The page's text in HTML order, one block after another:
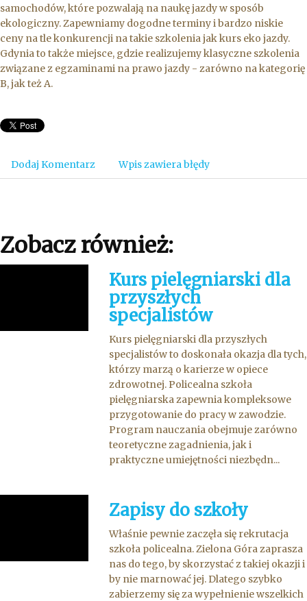
samochodów, które pozwalają na naukę jazdy w sposób
ekologiczny. Zapewniamy dogodne terminy i bardzo niskie
ceny na tle konkurencji na takie szkolenia jak kurs eko jazdy.
Gdynia to także miejsce, gdzie realizujemy klasyczne szkolenia
związane z egzaminami na prawo jazdy - zarówno na kategorię
B, jak też A.
Dodaj Komentarz Wpis zawiera błędy
Zobacz również:
Kurs pielęgniarski dla
przyszłych
specjalistów
Kurs pielęgniarski dla przyszłych
specjalistów to doskonała okazja dla tych,
którzy marzą o karierze w opiece
zdrowotnej. Policealna szkoła
pielęgniarska zapewnia kompleksowe
przygotowanie do pracy w zawodzie.
Program nauczania obejmuje zarówno
teoretyczne zagadnienia, jak i
praktyczne umiejętności niezbędn...
Zapisy do szkoły
Właśnie pewnie zaczęła się rekrutacja
szkoła policealna. Zielona Góra zaprasza
nas do tego, by skorzystać z takiej okazji i
by nie marnować jej. Dlatego szybko
zabierzemy się za wypełnienie wszelkich